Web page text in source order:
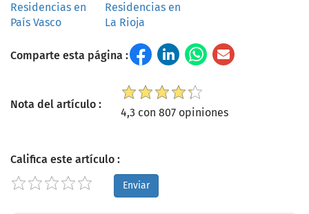
Residencias en
País Vasco
Residencias en
La Rioja
Comparte esta página :
Nota del artículo :
4,3 con 807 opiniones
Califica este artículo :
Enviar